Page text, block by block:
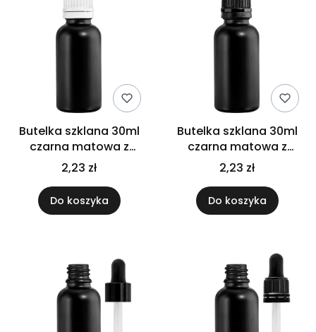
Butelka szklana 30ml
czarna matowa z
pędzelkiem białym
2,23 zł
Do koszyka
Butelka szklana 30ml
czarna matowa z
pędzelkiem czarnym
2,23 zł
Do koszyka